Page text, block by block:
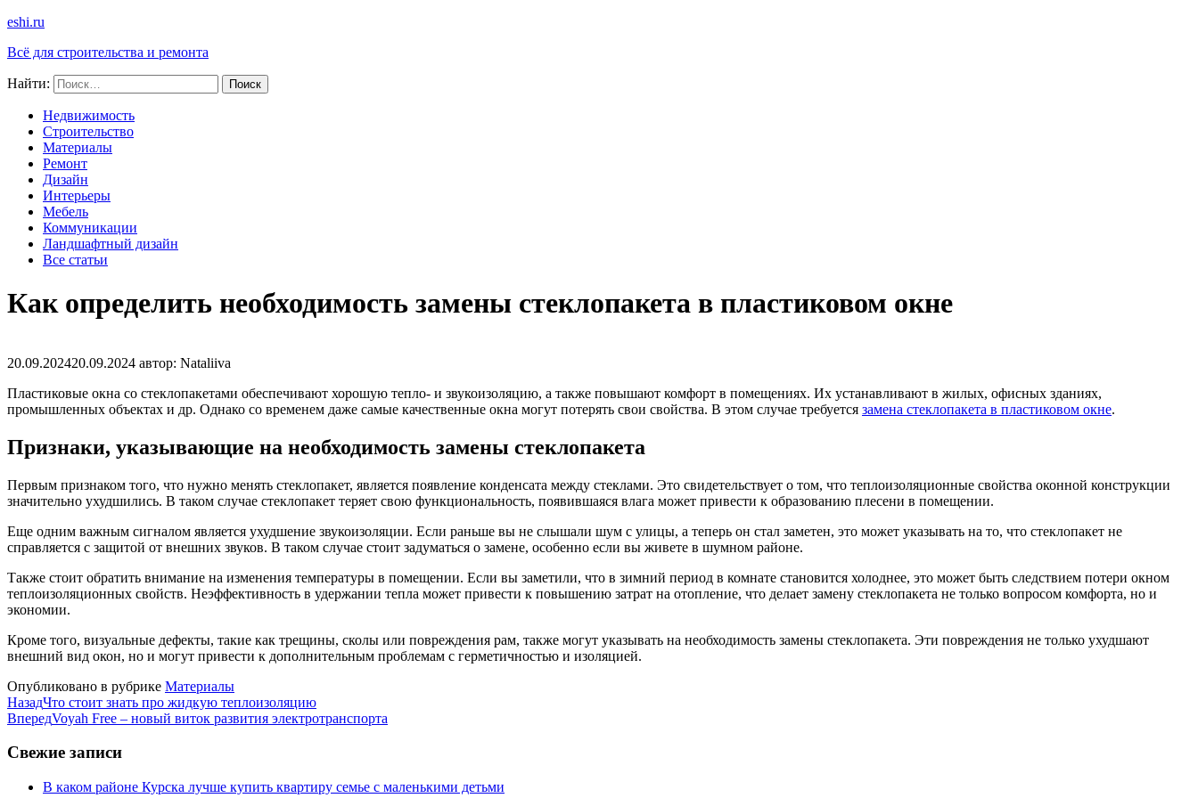
eshi.ru
Всё для строительства и ремонта
Найти:
Недвижимость
Строительство
Материалы
Ремонт
Дизайн
Интерьеры
Мебель
Коммуникации
Ландшафтный дизайн
Все статьи
Как определить необходимость замены стеклопакета в пластиковом окне
20.09.202420.09.2024 автор: Nataliiva
Пластиковые окна со стеклопакетами обеспечивают хорошую тепло- и звукоизоляцию, а также повышают комфорт в помещениях. Их устанавливают в жилых, офисных зданиях,
промышленных объектах и др. Однако со временем даже самые качественные окна могут потерять свои свойства. В этом случае требуется замена стеклопакета в пластиковом окне.
Признаки, указывающие на необходимость замены стеклопакета
Первым признаком того, что нужно менять стеклопакет, является появление конденсата между стеклами. Это свидетельствует о том, что теплоизоляционные свойства оконной конструкции
значительно ухудшились. В таком случае стеклопакет теряет свою функциональность, появившаяся влага может привести к образованию плесени в помещении.
Еще одним важным сигналом является ухудшение звукоизоляции. Если раньше вы не слышали шум с улицы, а теперь он стал заметен, это может указывать на то, что стеклопакет не
справляется с защитой от внешних звуков. В таком случае стоит задуматься о замене, особенно если вы живете в шумном районе.
Также стоит обратить внимание на изменения температуры в помещении. Если вы заметили, что в зимний период в комнате становится холоднее, это может быть следствием потери окном
теплоизоляционных свойств. Неэффективность в удержании тепла может привести к повышению затрат на отопление, что делает замену стеклопакета не только вопросом комфорта, но и
экономии.
Кроме того, визуальные дефекты, такие как трещины, сколы или повреждения рам, также могут указывать на необходимость замены стеклопакета. Эти повреждения не только ухудшают
внешний вид окон, но и могут привести к дополнительным проблемам с герметичностью и изоляцией.
Опубликовано в рубрике Материалы
НазадЧто стоит знать про жидкую теплоизоляцию
ВпередVoyah Free – новый виток развития электротранспорта
Свежие записи
В каком районе Курска лучше купить квартиру семье с маленькими детьми